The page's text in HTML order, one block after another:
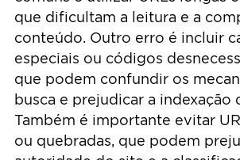
que dificultam a leitura e a
conteúdo. Outro erro é incluir
especiais ou códigos
que podem confundir os
busca e prejudicar a indexação
Também é importante evitar
ou quebradas, que podem